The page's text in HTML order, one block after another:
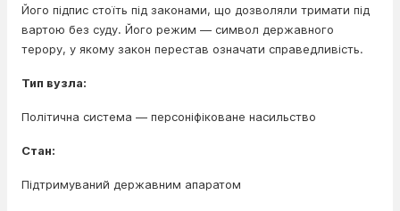
Його підпис стоїть під законами, що дозволяли тримати під
вартою без суду. Його режим — символ державного
терору, у якому закон перестав означати справедливість.
Тип вузла:
Політична система — персоніфіковане насильство
Стан:
Підтримуваний державним апаратом